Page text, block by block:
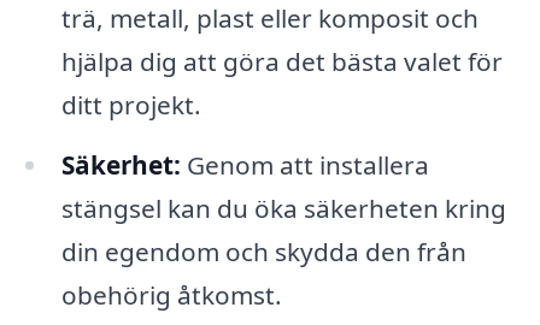
trä, metall, plast eller komposit och
hjälpa dig att göra det bästa valet för
ditt projekt.
Säkerhet: Genom att installera
stängsel kan du öka säkerheten kring
din egendom och skydda den från
obehörig åtkomst.